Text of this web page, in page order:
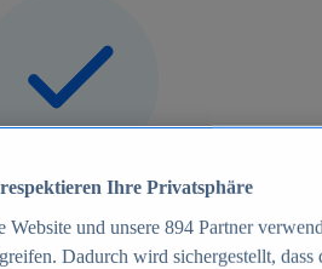
Ihre Privatsphäre
Website und unsere 894 Partner
Dadurch wird sichergestellt,